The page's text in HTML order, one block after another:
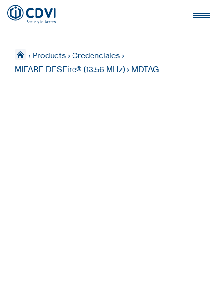
› Products › Credenciales ›
MIFARE DESFire® (13.56 MHz) › MDTAG